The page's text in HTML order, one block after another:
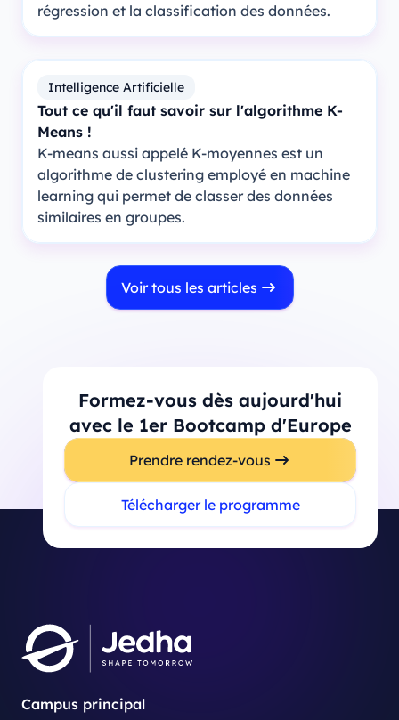
régression et la classification des données.
Intelligence Artificielle
Tout ce qu'il faut savoir sur l'algorithme K-
Means !
K-means aussi appelé K-moyennes est un
algorithme de clustering employé en machine
learning qui permet de classer des données
similaires en groupes.
Voir tous les articles
Formez-vous dès aujourd'hui
avec le 1er Bootcamp d'Europe
Prendre rendez-vous
Télécharger le programme
Campus principal